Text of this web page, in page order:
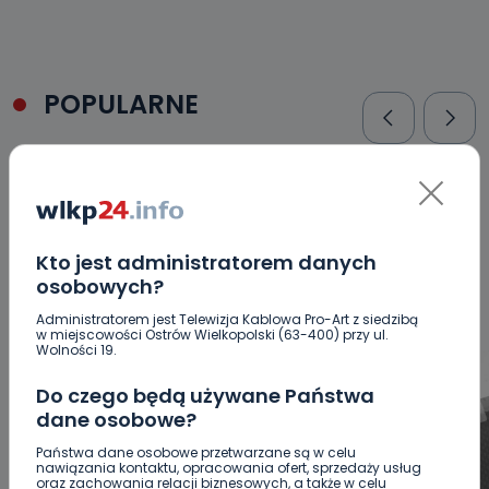
Kto jest administratorem danych
osobowych?
Administratorem jest Telewizja Kablowa Pro-Art z siedzibą
w miejscowości Ostrów Wielkopolski (63-400) przy ul.
Wolności 19.
Do czego będą używane Państwa
dane osobowe?
Państwa dane osobowe przetwarzane są w celu
nawiązania kontaktu, opracowania ofert, sprzedaży usług
oraz zachowania relacji biznesowych, a także w celu
POPULARNE
KORONAWIRUS
KULTURA I ROZRYWKA
ŚRODOWISKO
WASZE INFO
WSZYSTKICH ŚWIĘTYCH
WYWIADY
ZDROWIE